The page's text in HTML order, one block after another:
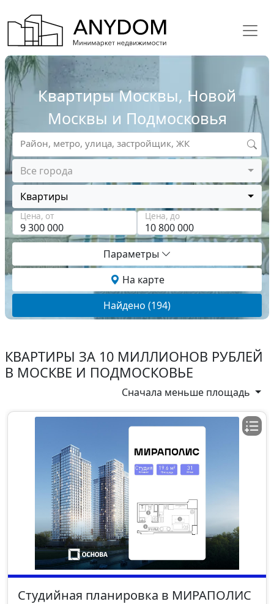
Квартиры Москвы, Новой
Москвы и Подмосковья
Все города
Квартиры
Цена, от Цена, до
Район, метро, улица, застройщик, ЖК
Параметры
На карте
Найдено (194)
КВАРТИРЫ ЗА 10 МИЛЛИОНОВ РУБЛЕЙ
В МОСКВЕ И ПОДМОСКОВЬЕ
Сначала меньше площадь
Студийная планировка в МИРАПОЛИС